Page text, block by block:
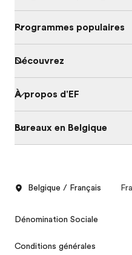
Programmes populaires
Découvrez
À propos d'EF
Bureaux en Belgique
Belgique / Français
Dénomination Sociale
Conditions générales